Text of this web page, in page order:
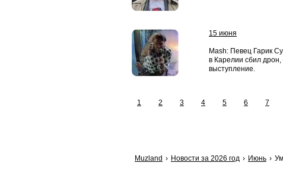
15 июня
Mash: Певец Гарик
в Карелии сбил
выступление.
1 2 3 4 5 6 7
Muzland Новости за 2026 год Июнь